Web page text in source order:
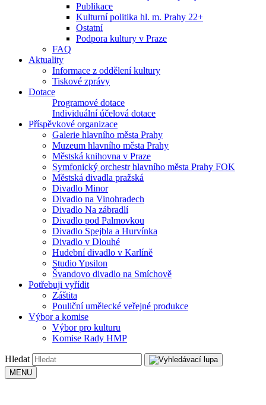
Publikace
Kulturní politika hl. m. Prahy 22+
Ostatní
Podpora kultury v Praze
FAQ
Aktuality
Informace z oddělení kultury
Tiskové zprávy
Dotace
Programové dotace
Individuální účelová dotace
Příspěvkové organizace
Galerie hlavního města Prahy
Muzeum hlavního města Prahy
Městská knihovna v Praze
Symfonický orchestr hlavního města Prahy FOK
Městská divadla pražská
Divadlo Minor
Divadlo na Vinohradech
Divadlo Na zábradlí
Divadlo pod Palmovkou
Divadlo Spejbla a Hurvínka
Divadlo v Dlouhé
Hudební divadlo v Karlíně
Studio Ypsilon
Švandovo divadlo na Smíchově
Potřebuji vyřídit
Záštita
Pouliční umělecké veřejné produkce
Výbor a komise
Výbor pro kulturu
Komise Rady HMP
Hledat
MENU